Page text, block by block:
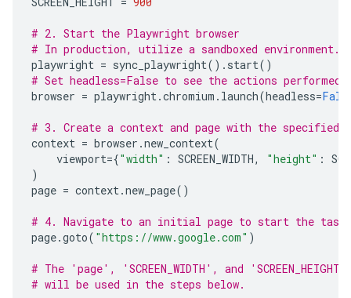
# 2. Start the Playwright browser
# In production, utilize a sandboxed environment.
playwright = sync_playwright() . start()
# Set headless=False to see the actions performed
browser = playwright.chromium . launch(headless=
# 3. Create a context and page with the specified
context = browser .new_context(
viewport={"width" : SCREEN_WIDTH, "height" :
)
page = context.new_page()
# 4. Navigate to an initial page to start the task
page.goto( "https://www.google.com" )
# The 'page', 'SCREEN_WIDTH', and
# will be used in the steps below.